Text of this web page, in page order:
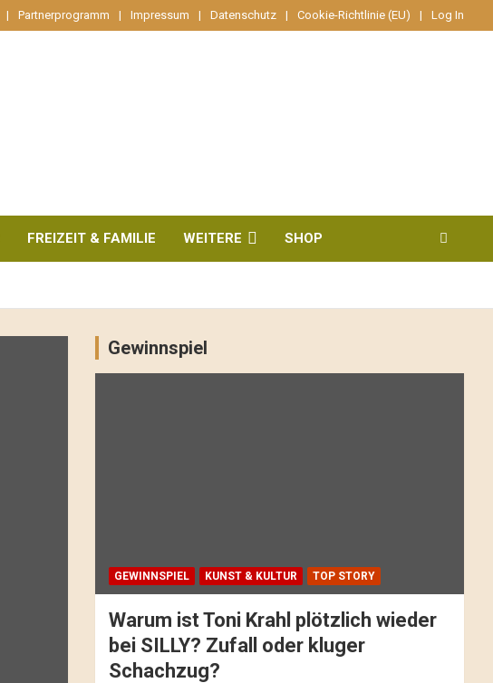
Partnerprogramm Impressum Datenschutz Cookie-Richtlinie (EU) Log In
FREIZEIT & FAMILIE WEITERE SHOP
Gewinnspiel
GEWINNSPIEL KUNST & KULTUR TOP STORY
Warum ist Toni Krahl plötzlich wieder
bei SILLY? Zufall oder kluger
Schachzug?